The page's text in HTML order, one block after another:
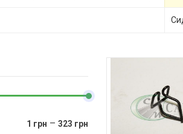
1 грн – 323 грн